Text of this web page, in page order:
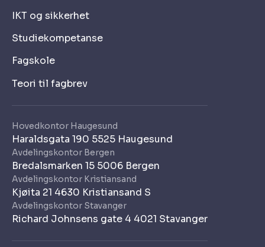
Hovedkontor Haugesund
Haraldsgata 190 5525 Haugesund
Avdelingskontor Bergen
Bredalsmarken 15 5006 Bergen
Avdelingskontor Kristiansand
Kjøita 21 4630 Kristiansand S
Avdelingskontor Stavanger
Richard Johnsens gate 4 4021 Stavanger
IKT og sikkerhet
Studiekompetanse
Fagskole
Teori til fagbrev